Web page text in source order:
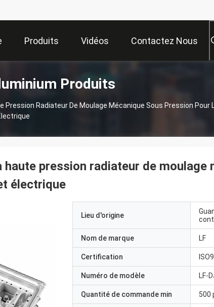
Produits Vidéos Contactez Nous
Produits
Pression Radiateur De Moulage Mécanique Sous Pression Pour
haute pression radiateur de moulage
électrique
Lieu d'origine
Nom de marque LF
Certification
Numéro de modèle LF-
Quantité de commande min 500